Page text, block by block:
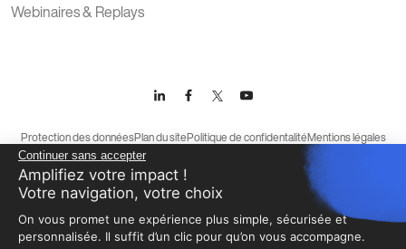
Webinaires & Replays
Protection des donnéesPlan du sitePolitique de confidentalitéMentions légales
Conditions générales d’utilisation
Continuer sans accepter
Amplifiez votre impact !
Votre navigation, votre choix
On vous promet une expérience plus simple, sécurisée et
personnalisée. Il suffit d’un clic pour qu’on vous accompagne.